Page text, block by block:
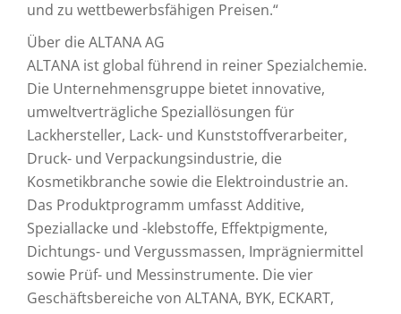
und zu wettbewerbsfähigen Preisen.“
Über die ALTANA AG
ALTANA ist global führend in reiner Spezialchemie.
Die Unternehmensgruppe bietet innovative,
umweltverträgliche Speziallösungen für
Lackhersteller, Lack- und Kunststoffverarbeiter,
Druck- und Verpackungsindustrie, die
Kosmetikbranche sowie die Elektroindustrie an.
Das Produktprogramm umfasst Additive,
Speziallacke und -klebstoffe, Effektpigmente,
Dichtungs- und Vergussmassen, Imprägniermittel
sowie Prüf- und Messinstrumente. Die vier
Geschäftsbereiche von ALTANA, BYK, ECKART,